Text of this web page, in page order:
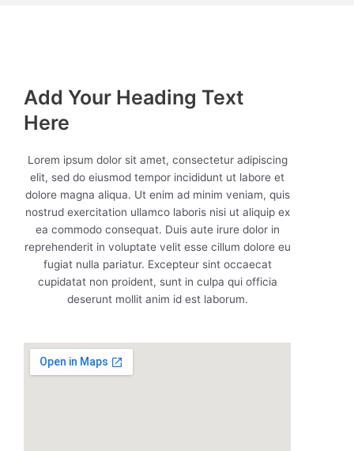
Add Your Heading Text
Here
Lorem ipsum dolor sit amet, consectetur adipiscing
elit, sed do eiusmod tempor incididunt ut labore et
dolore magna aliqua. Ut enim ad minim veniam, quis
nostrud exercitation ullamco laboris nisi ut aliquip ex
ea commodo consequat. Duis aute irure dolor in
reprehenderit in voluptate velit esse cillum dolore eu
fugiat nulla pariatur. Excepteur sint occaecat
cupidatat non proident, sunt in culpa qui officia
deserunt mollit anim id est laborum.